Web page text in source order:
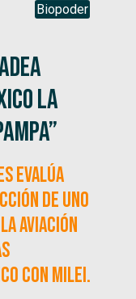
Biopoder
la
evalúa
de uno
aviación
con Milei.